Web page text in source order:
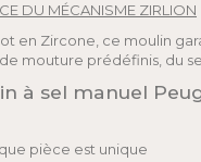
DU MÉCANISME ZIRLION
en Zircone, ce moulin
mouture prédéfinis, du
à sel manuel
pièce est unique